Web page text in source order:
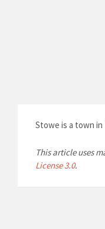
Stowe is a town in
This article uses
License 3.0.